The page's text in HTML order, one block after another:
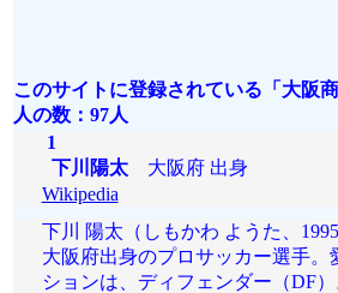
このサイトに登録されている「大阪
人の数：97人
1
下川陽太大阪府 出身
Wikipedia
下川 陽太（しもかわ ようた、1995
大阪府出身のプロサッカー選手。
ションは、ディフェンダー（DF）